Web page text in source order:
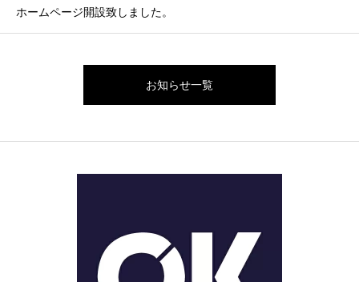
ホームページ開設致しました。
お知らせ一覧